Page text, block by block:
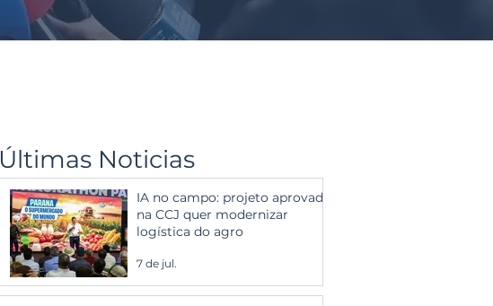
Últimas Noticias
IA no campo: projeto aprovado
na CCJ quer modernizar
logística do agro
7 de jul.